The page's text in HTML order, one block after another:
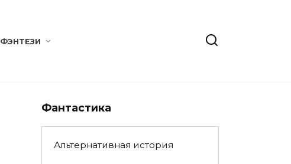
ФЭНТЕЗИ
Фантастика
Альтернативная история